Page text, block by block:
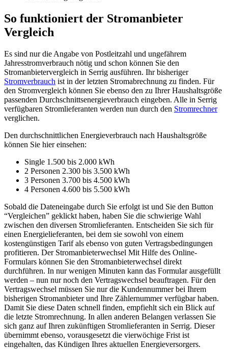
So funktioniert der Stromanbieter
Vergleich
Es sind nur die Angabe von Postleitzahl und ungefährem
Jahresstromverbrauch nötig und schon können Sie den
Stromanbietervergleich in Serrig ausführen. Ihr bisheriger
Stromverbrauch ist in der letzten Stromabrechnung zu finden. Für
den Stromvergleich können Sie ebenso den zu Ihrer Haushaltsgröße
passenden Durchschnittsenergieverbrauch eingeben. Alle in Serrig
verfügbaren Stromlieferanten werden nun durch den Stromrechner
verglichen.
Den durchschnittlichen Energieverbrauch nach Haushaltsgröße
können Sie hier einsehen:
Single 1.500 bis 2.000 kWh
2 Personen 2.300 bis 3.500 kWh
3 Personen 3.700 bis 4.500 kWh
4 Personen 4.600 bis 5.500 kWh
Sobald die Dateneingabe durch Sie erfolgt ist und Sie den Button
“Vergleichen” geklickt haben, haben Sie die schwierige Wahl
zwischen den diversen Stromlieferanten. Entscheiden Sie sich für
einen Energielieferanten, bei dem sie sowohl von einem
kostengünstigen Tarif als ebenso von guten Vertragsbedingungen
profitieren. Der Stromanbieterwechsel Mit Hilfe des Online-
Formulars können Sie den Stromanbieterwechsel direkt
durchführen. In nur wenigen Minuten kann das Formular ausgefüllt
werden – nun nur noch den Vertragswechsel beauftragen. Für den
Vertragswechsel müssen Sie nur die Kundennummer bei Ihrem
bisherigen Stromanbieter und Ihre Zählernummer verfügbar haben.
Damit Sie diese Daten schnell finden, empfiehlt sich ein Blick auf
die letzte Stromrechnung. In allen anderen Belangen verlassen Sie
sich ganz auf Ihren zukünftigen Stromlieferanten in Serrig. Dieser
übernimmt ebenso, vorausgesetzt die vierwöchige Frist ist
eingehalten, das Kündigen Ihres aktuellen Energieversorgers.